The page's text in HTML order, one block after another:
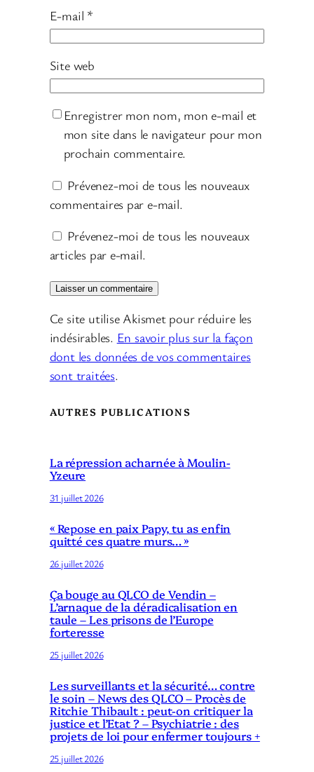
E-mail *
Site web
Enregistrer mon nom, mon e-mail et
mon site dans le navigateur pour mon
prochain commentaire.
Prévenez-moi de tous les nouveaux
commentaires par e-mail.
Prévenez-moi de tous les nouveaux
articles par e-mail.
Ce site utilise Akismet pour réduire les
indésirables. En savoir plus sur la façon
dont les données de vos commentaires
sont traitées.
AUTRES PUBLICATIONS
La répression acharnée à Moulin-
Yzeure
31 juillet 2026
« Repose en paix Papy, tu as enfin
quitté ces quatre murs… »
26 juillet 2026
Ça bouge au QLCO de Vendin –
L’arnaque de la déradicalisation en
taule – Les prisons de l’Europe
forteresse
25 juillet 2026
Les surveillants et la sécurité… contre
le soin – News des QLCO – Procès de
Ritchie Thibault : peut-on critiquer la
justice et l’Etat ? – Psychiatrie : des
projets de loi pour enfermer toujours +
25 juillet 2026